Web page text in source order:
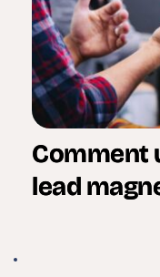
Comment
lead